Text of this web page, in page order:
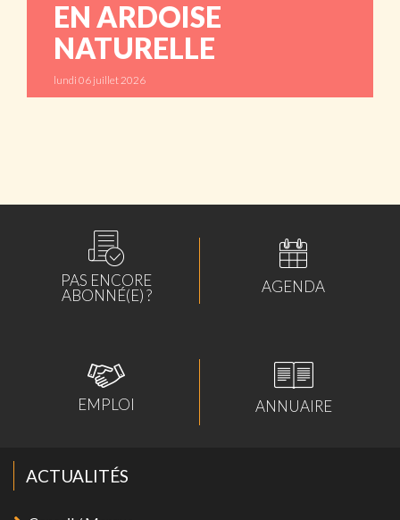
EN ARDOISE
NATURELLE
lundi 06 juillet 2026
PAS ENCORE
ABONNÉ(E) ?
AGENDA
EMPLOI ANNUAIRE
ACTUALITÉS